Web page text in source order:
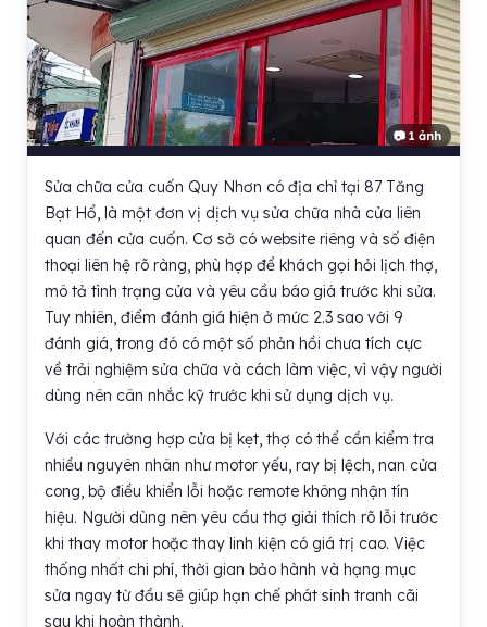
📷 1 ảnh
Sửa chữa cửa cuốn Quy Nhơn có địa chỉ tại 87 Tăng
Bạt Hổ, là một đơn vị dịch vụ sửa chữa nhà cửa liên
quan đến cửa cuốn. Cơ sở có website riêng và số điện
thoại liên hệ rõ ràng, phù hợp để khách gọi hỏi lịch thợ,
mô tả tình trạng cửa và yêu cầu báo giá trước khi sửa.
Tuy nhiên, điểm đánh giá hiện ở mức 2.3 sao với 9
đánh giá, trong đó có một số phản hồi chưa tích cực
về trải nghiệm sửa chữa và cách làm việc, vì vậy người
dùng nên cân nhắc kỹ trước khi sử dụng dịch vụ.
Với các trường hợp cửa bị kẹt, thợ có thể cần kiểm tra
nhiều nguyên nhân như motor yếu, ray bị lệch, nan cửa
cong, bộ điều khiển lỗi hoặc remote không nhận tín
hiệu. Người dùng nên yêu cầu thợ giải thích rõ lỗi trước
khi thay motor hoặc thay linh kiện có giá trị cao. Việc
thống nhất chi phí, thời gian bảo hành và hạng mục
sửa ngay từ đầu sẽ giúp hạn chế phát sinh tranh cãi
sau khi hoàn thành.